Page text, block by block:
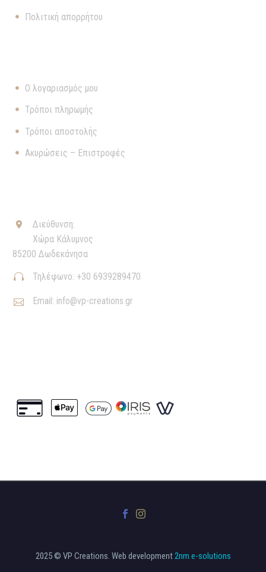
Πολιτική απορρήτου
Ο λογαριασμός μου
Τρόποι πληρωμής
Τρόποι αποστολής
Ακυρώσεις – Επιστροφές


Διεύθυνση:
Χώρα Κάλυμνος
85200 Δωδεκάνησα

 Τηλέφωνο: +30 6939289470

 Email: info@vp-creations.gr
2025 © VP Creations. Web development2nm e-solutions